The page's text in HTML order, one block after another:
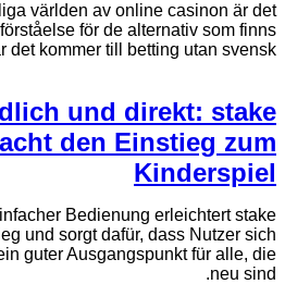
världen av online casinon är det
för de alternativ som finns
kommer till betting utan svensk...
und direkt: stake
den Einstieg zum
Kinderspiel
Bedienung erleichtert stake
und sorgt dafür, dass Nutzer sich
guter Ausgangspunkt für alle, die
neu sind.